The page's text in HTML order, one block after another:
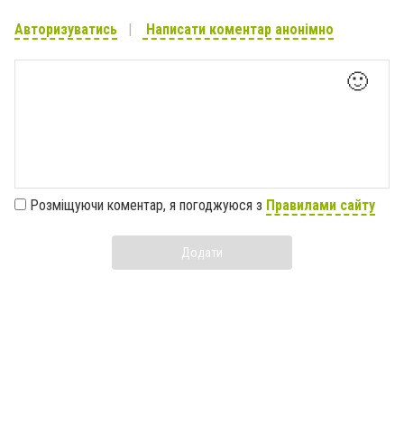
Авторизуватись Написати коментар анонімно
🙂
Розміщуючи коментар, я погоджуюся з Правилами сайту
Додати